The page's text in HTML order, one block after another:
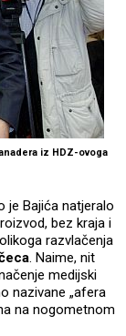
iz HDZ-ovoga
je Bajića natjeralo
bez kraja i
razvlačenja
. Naime, nit
medijski
nazivane „afera
na nogometnom